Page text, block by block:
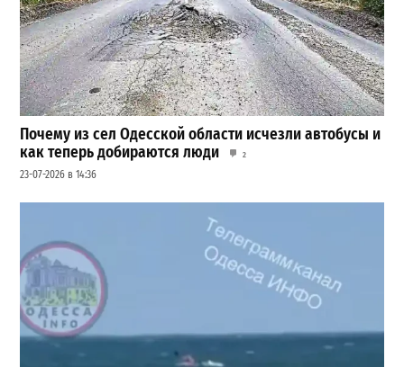
Почему из сел Одесской области исчезли автобусы и
как теперь добираются люди
2
23-07-2026 в 14:36